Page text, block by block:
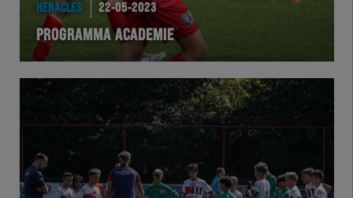
HERACLES 22-05-2023
PROGRAMMA ACADEMIE